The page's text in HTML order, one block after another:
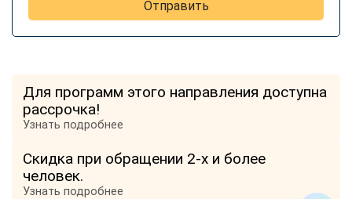
Отправить
Для программ этого направления доступна
рассрочка!
Узнать подробнее
Скидка при обращении 2-х и более
человек.
Узнать подробнее